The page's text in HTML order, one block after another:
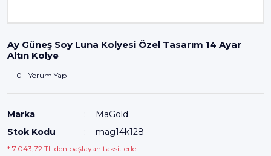
Ay Güneş Soy Luna Kolyesi Özel Tasarım 14 Ayar
Altın Kolye
0 - Yorum Yap
Marka
MaGold
Stok Kodu
mag14k128
* 7.043,72 TL den başlayan taksitlerle!!